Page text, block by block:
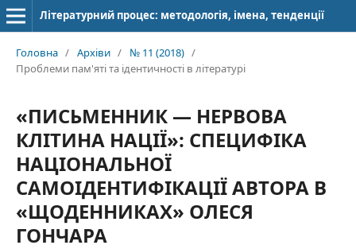
Літературний процес: методологія, імена, тенденції
Головна / Архіви / № 11 (2018) /
Проблеми пам'яті та ідентичності в літературі
«ПИСЬМЕННИК — НЕРВОВА
КЛІТИНА НАЦІЇ»: СПЕЦИФІКА
НАЦІОНАЛЬНОЇ
САМОІДЕНТИФІКАЦІЇ АВТОРА В
«ЩОДЕННИКАХ» ОЛЕСЯ
ГОНЧАРА